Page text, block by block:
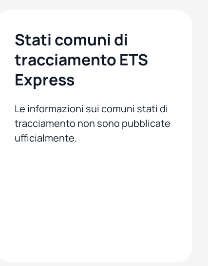
Stati comuni di
tracciamento ETS
Express
Le informazioni sui comuni stati di
tracciamento non sono pubblicate
ufficialmente.